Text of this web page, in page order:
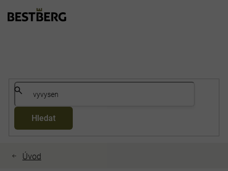
Hledat